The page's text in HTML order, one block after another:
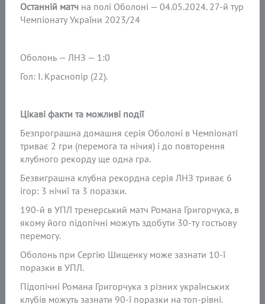
Останній матч на полі Оболоні — 04.05.2024. 27-й тур
Чемпіонату України 2023/24
Оболонь — ЛНЗ — 1:0
Гол: І. Краснопір (22).
Цікаві факти та можливі події
Безпрограшна домашня серія Оболоні в Чемпіонаті
триває 2 гри (перемога та нічия) і до повторення
клубного рекорду ще одна гра.
Безвиграшна клубна рекордна серія ЛНЗ триває 6
ігор: 3 нічиї та 3 поразки.
190-й в УПЛ тренерський матч Романа Григорчука, в
якому його підопічні можуть здобути 30-ту гостьову
перемогу.
Оболонь при Сергію Шищенку може зазнати 10-ї
поразки в УПЛ.
Підопічні Романа Григорчука з різних українських
клубів можуть зазнати 90-ї поразки на топ-рівні.